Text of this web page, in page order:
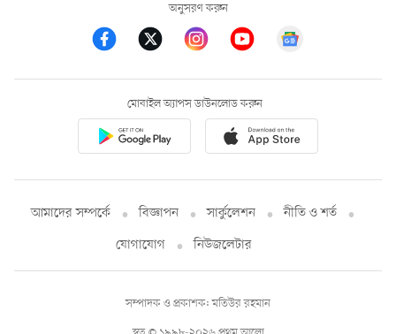
অনুসরণ করুন
মোবাইল অ্যাপস ডাউনলোড করুন
আমাদের সম্পর্কে বিজ্ঞাপন সার্কুলেশন
নীতি ও শর্ত
যোগাযোগ
নিউজলেটার
সম্পাদক ও প্রকাশক: মতিউর রহমান